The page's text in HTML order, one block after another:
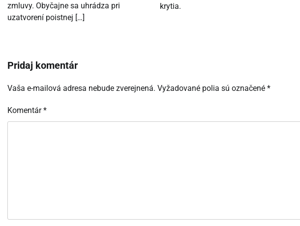
zmluvy. Obyčajne sa uhrádza pri
uzatvorení poistnej […]
krytia.
Pridaj komentár
Vaša e-mailová adresa nebude zverejnená. Vyžadované polia sú označené *
Komentár*